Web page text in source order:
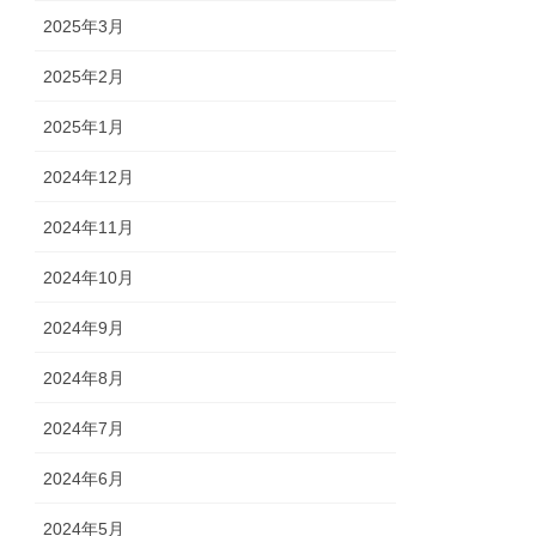
2025年3月
2025年2月
2025年1月
2024年12月
2024年11月
2024年10月
2024年9月
2024年8月
2024年7月
2024年6月
2024年5月